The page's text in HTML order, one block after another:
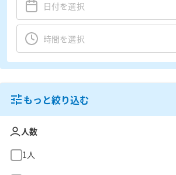
もっと絞り込む
人数
1人